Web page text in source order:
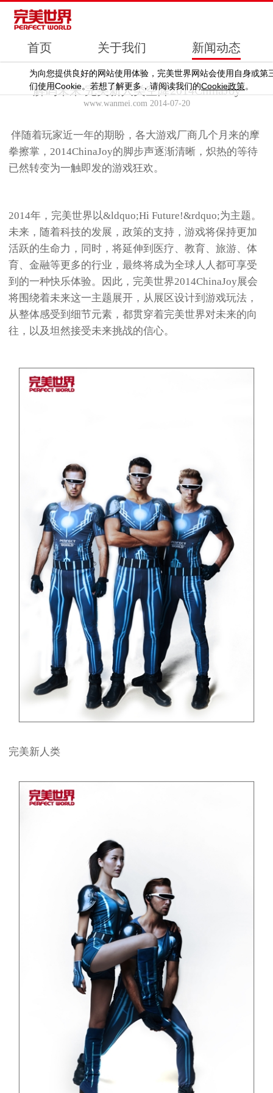
为向您提供良好的网站使用体验，完美世界网站会使用自身或第
们使用Cookie。若想了解更多，请阅读我们的Cookie政策。
首页 关于我们 新闻动态
解码未来 完美新人类空降2014ChinaJoy
www.wanmei.com 2014-07-20
伴随着玩家近一年的期盼，各大游戏厂商几个月来的摩
拳擦掌，2014ChinaJoy的脚步声逐渐清晰，炽热的等待
已然转变为一触即发的游戏狂欢。
2014年，完美世界以&ldquo;Hi Future!&rdquo;为主题。
未来，随着科技的发展，政策的支持，游戏将保持更加
活跃的生命力，同时，将延伸到医疗、教育、旅游、体
育、金融等更多的行业，最终将成为全球人人都可享受
到的一种快乐体验。因此，完美世界2014ChinaJoy展会
将围绕着未来这一主题展开，从展区设计到游戏玩法，
从整体感受到细节元素，都贯穿着完美世界对未来的向
往，以及坦然接受未来挑战的信心。
完美新人类